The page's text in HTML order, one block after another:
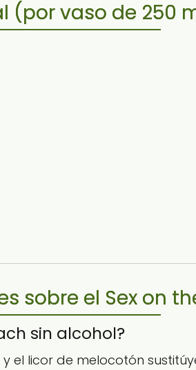
(por vaso de 250
sobre el Sex on
sin alcohol?
el licor de melocotón